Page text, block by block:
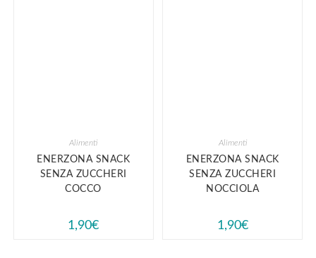
Alimenti
ENERZONA SNACK
SENZA ZUCCHERI
COCCO
1,90€
Alimenti
ENERZONA SNACK
SENZA ZUCCHERI
NOCCIOLA
1,90€